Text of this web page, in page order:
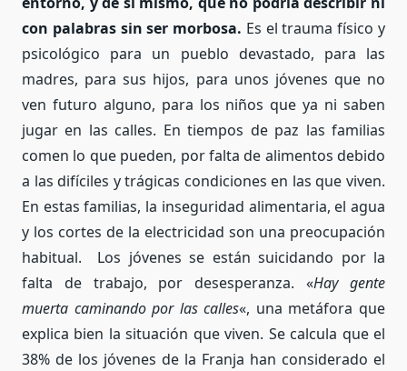
con palabras sin ser morbosa. Es el trauma físico y
psicológico para un pueblo devastado, para las
madres, para sus hijos, para unos jóvenes que no
ven futuro alguno, para los niños que ya ni saben
jugar en las calles. En tiempos de paz las familias
comen lo que pueden, por falta de alimentos debido
a las difíciles y trágicas condiciones en las que viven.
En estas familias, la inseguridad alimentaria, el agua
y los cortes de la electricidad son una preocupación
habitual. Los jóvenes se están suicidando por la
falta de trabajo, por desesperanza. «Hay gente
muerta caminando por las calles«, una metáfora que
explica bien la situación que viven. Se calcula que el
38% de los jóvenes de la Franja han considerado el